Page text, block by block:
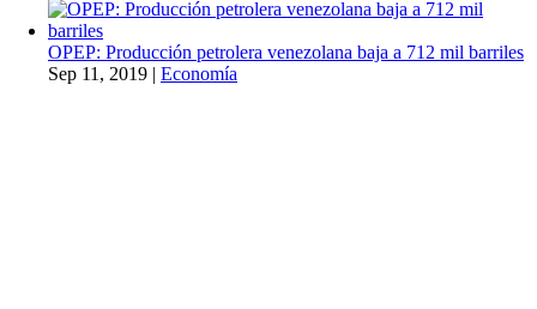
OPEP: Producción petrolera venezolana baja a 712 mil barriles
Sep 11, 2019 | Economía